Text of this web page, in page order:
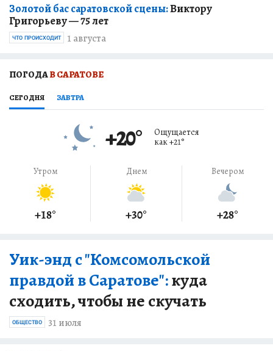
Золотой бас саратовской сцены:Виктору
Григорьеву — 75 лет
1 августа
ЧТО ПРОИСХОДИТ
Уик-энд с "Комсомольской
правдой в Саратове":куда
сходить, чтобы не скучать
31 июля
ОБЩЕСТВО
ПОГОДАВ САРАТОВЕ
СЕГОДНЯ ЗАВТРА
+20°
Ощущается
как+21°
Утром
+18°
Днем
+30°
Вечером
+28°